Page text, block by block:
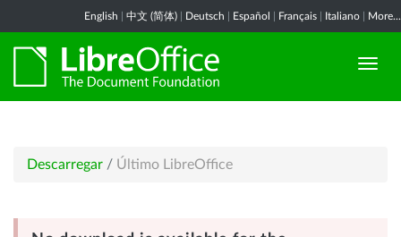
English 中文 (简体) Deutsch Español Français Italiano More...
Descarregar / Último LibreOffice